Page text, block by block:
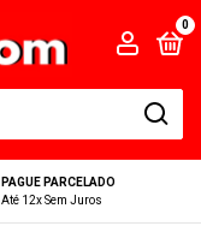
0
PAGUE PARCELADO
Até 12x Sem Juros